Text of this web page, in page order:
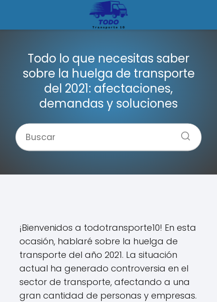
Todo lo que necesitas saber
sobre la huelga de transporte
del 2021: afectaciones,
demandas y soluciones
¡Bienvenidos a todotransporte10! En esta
ocasión, hablaré sobre la huelga de
transporte del año 2021. La situación
actual ha generado controversia en el
sector de transporte, afectando a una
gran cantidad de personas y empresas.